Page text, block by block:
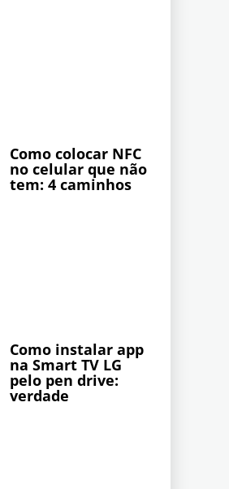
Como colocar NFC
no celular que não
tem: 4 caminhos
Como instalar app
na Smart TV LG
pelo pen drive:
verdade